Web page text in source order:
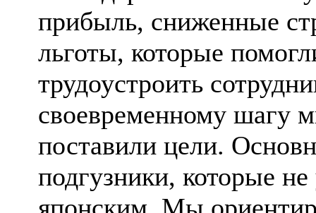
прибыль, сниженные
льготы, которые
трудоустроить
своевременному шагу
поставили цели.
подгузники, которые